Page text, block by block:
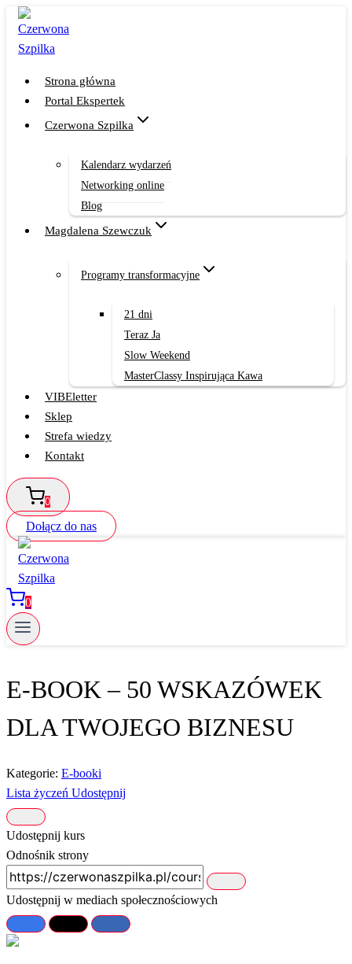
Przejdź
treści
Strona główna
Portal Ekspertek
Czerwona Szpilka
Kalendarz wydarzeń
Networking online
Blog
Magdalena Szewczuk
Programy transformacyjne
21 dni
Teraz Ja
Slow Weekend
MasterClassy Inspirująca Kawa
VIBEletter
Sklep
Strefa wiedzy
Kontakt
0
Dołącz do nas
0
E-BOOK – 50 WSKAZÓWEK
DLA TWOJEGO BIZNESU
Kategorie: E-booki
Lista życzeń Udostępnij
Udostępnij kurs
Odnośnik strony
Udostępnij w mediach społecznościowych